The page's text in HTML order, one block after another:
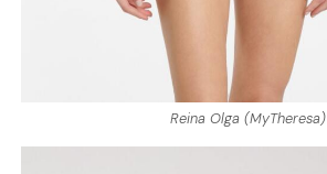
Reina Olga (MyTheresa)